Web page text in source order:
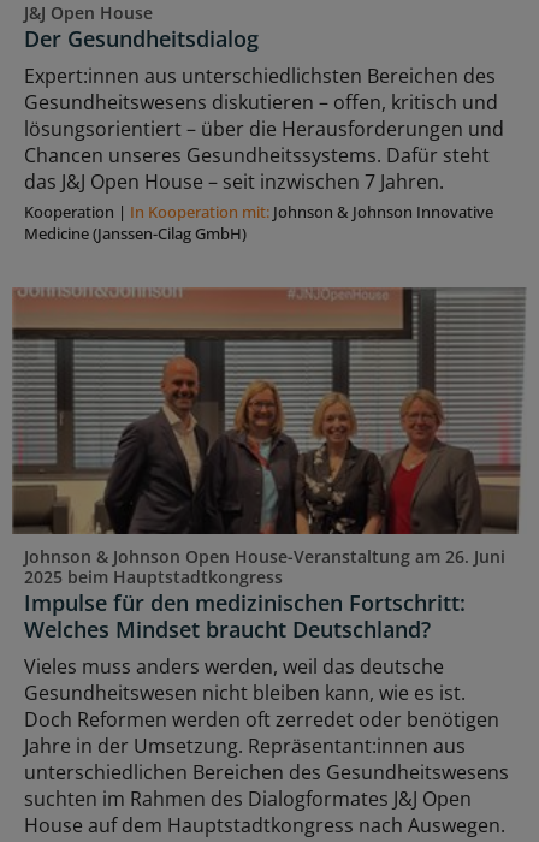
J&J Open House
Der Gesundheitsdialog
Expert:innen aus unterschiedlichsten Bereichen des
Gesundheitswesens diskutieren – offen, kritisch und
lösungsorientiert – über die Herausforderungen und
Chancen unseres Gesundheitssystems. Dafür steht
das J&J Open House – seit inzwischen 7 Jahren.
Kooperation | In Kooperation mit: Johnson & Johnson Innovative
Medicine (Janssen-Cilag GmbH)
Johnson & Johnson Open House-Veranstaltung am 26. Juni
2025 beim Hauptstadtkongress
Impulse für den medizinischen Fortschritt:
Welches Mindset braucht Deutschland?
Vieles muss anders werden, weil das deutsche
Gesundheitswesen nicht bleiben kann, wie es ist.
Doch Reformen werden oft zerredet oder benötigen
Jahre in der Umsetzung. Repräsentant:innen aus
unterschiedlichen Bereichen des Gesundheitswesens
suchten im Rahmen des Dialogformates J&J Open
House auf dem Hauptstadtkongress nach Auswegen.